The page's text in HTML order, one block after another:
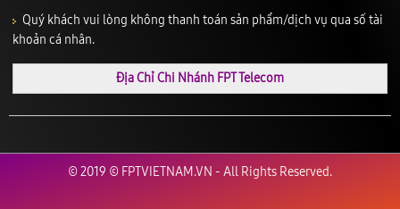
Quý khách vui lòng không thanh toán sản phẩm/dịch vụ qua số tài
khoản cá nhân.
Địa Chỉ Chi Nhánh FPT Telecom
© 2019 © FPTVIETNAM.VN - All Rights Reserved.